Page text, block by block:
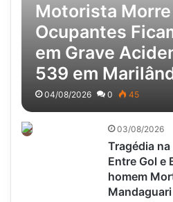
Motorista Morre
Ocupantes
em Grave
539 em
04/08/2026 0 45
03/08/2026
Tragédia
Entre Gol e
homem
Mandaguari